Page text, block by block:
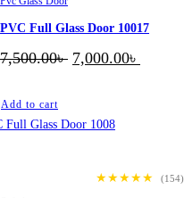
PVC Full Glass Door 10017
7,500.00৳ Original
price
7,000.00৳
price
Add to cart
★★★★★ (154)